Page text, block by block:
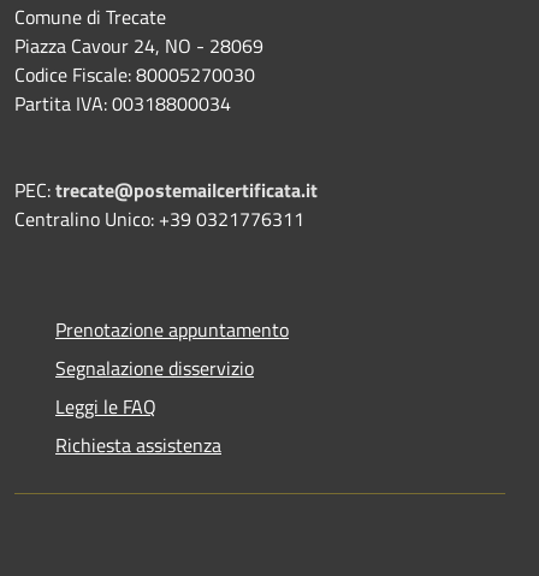
Comune di Trecate
Piazza Cavour 24, NO - 28069
Codice Fiscale: 80005270030
Partita IVA: 00318800034
PEC:trecate@postemailcertificata.it
Centralino Unico: +39 0321776311
Prenotazione appuntamento
Segnalazione disservizio
Leggi le FAQ
Richiesta assistenza